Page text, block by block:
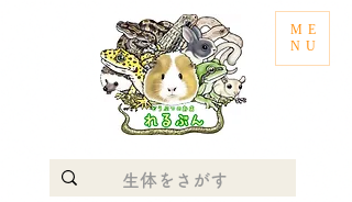
ME
NU